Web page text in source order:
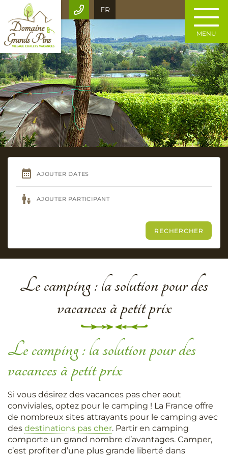
FR
MENU
Le camping : la solution pour des
vacances à petit prix
Le camping : la solution pour des
vacances à petit prix
Si vous désirez des vacances pas cher aout
conviviales, optez pour le camping ! La France offre
de nombreux sites attrayants pour le camping avec
des destinations pas cher. Partir en camping
comporte un grand nombre d’avantages. Camper,
c’est profiter d’une plus grande liberté dans